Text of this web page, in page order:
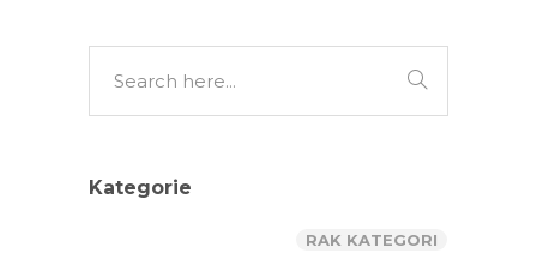
Kategorie
RAK KATEGORI